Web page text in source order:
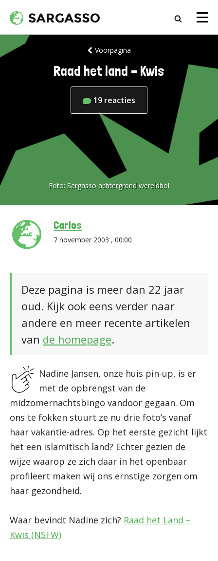
Voorpagina
Raad het land – Kwis
19 reacties
Foto: Sargasso achtergrond wereldbol
Carlos
7 november 2003 , 00:00
Deze pagina is meer dan 22 jaar
oud. Kijk ook eens verder naar
andere en meer recente artikelen
van de homepage.
Nadine Jansen, onze huis pin-up, is er
met de opbrengst van de
midzomernachtsbingo vandoor gegaan. Om
ons te fokken stuurt ze nu drie foto’s vanaf
haar vakantie-adres. Op het eerste gezicht lijkt
het een islamitisch land? Echter gezien de
wijze waarop ze zich daar in het openbaar
profileert maken wij ons ernstige zorgen om
haar gezondheid.
Waar bevindt Nadine zich? Raad het Land –
Kwis (NSFW)